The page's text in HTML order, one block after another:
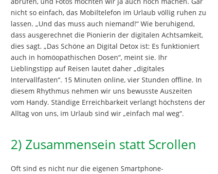
nicht so einfach, das Mobiltelefon im Urlaub völlig ruhen zu
lassen. „Und das muss auch niemand!“ Wie beruhigend,
dass ausgerechnet die Pionierin der digitalen Achtsamkeit,
dies sagt. „Das Schöne an Digital Detox ist: Es funktioniert
auch in homöopathischen Dosen“, meint sie. Ihr
Lieblingstipp auf Reisen lautet daher „digitales
Intervallfasten“. 15 Minuten online, vier Stunden offline. In
diesem Rhythmus nehmen wir uns bewusste Auszeiten
vom Handy. Ständige Erreichbarkeit verlangt höchstens der
Alltag von uns, im Urlaub sind wir „einfach mal weg“.
2) Zusammensein statt Scrollen
Oft sind es nicht nur die eigenen Smartphone-